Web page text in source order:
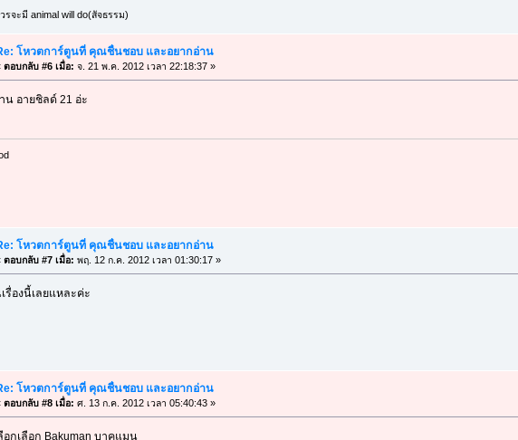
รจะมี animal will do(สัจธรรม)
โหวตการ์ตูนที่ คุณชื่นชอบ และอยากอ่าน
ตอบกลับ #6 เมื่อ: จ. 21 พ.ค. 2012 เวลา 22:18:37 »
น อายชิลด์ 21 อ่ะ
โหวตการ์ตูนที่ คุณชื่นชอบ และอยากอ่าน
ตอบกลับ #7 เมื่อ: พฤ. 12 ก.ค. 2012 เวลา 01:30:17 »
รื่องนี้เลยแหละค่ะ
โหวตการ์ตูนที่ คุณชื่นชอบ และอยากอ่าน
ตอบกลับ #8 เมื่อ: ศ. 13 ก.ค. 2012 เวลา 05:40:43 »
อกเลือก Bakuman บาคุแมน